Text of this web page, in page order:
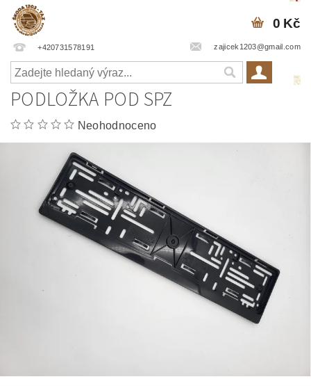
+420731578191 zajicek1203@gmail.com
0 Kč
PODLOŽKA POD SPZ
Neohodnoceno